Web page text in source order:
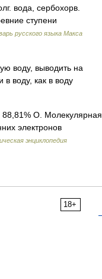
вода, сербохорв.
ступени
русского языка Макса
воду, выводить на
в воду, как в воду
88,81% О. Молекулярная
электронов
энциклопедия
18+